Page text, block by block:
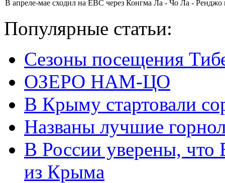
В апреле-мае сходил на ЕВС через Конгма Ла - Чо Ла -
Популярные статьи:
Сезоны посещения
ОЗЕРО НАМ-ЦО
В Крыму стартовали
Названы лучшие
В России уверены, что
из Крыма